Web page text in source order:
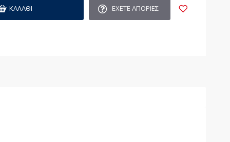
ΚΑΛΆΘΙ ΈΧΕΤΕ ΑΠΟΡΊΕΣ